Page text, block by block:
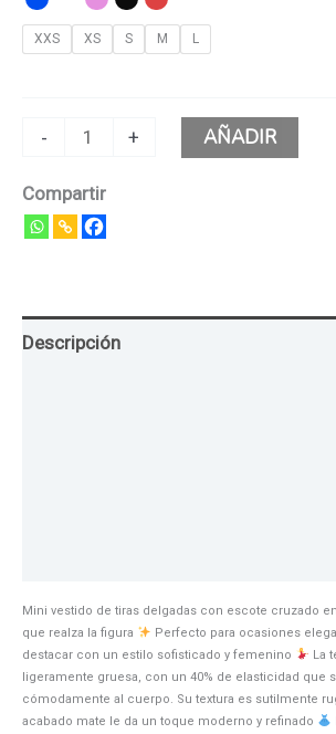
XXS XS S M L
- + AÑADIR
Compartir
Descripción
Mini vestido de tiras delgadas con escote cruzado
que realza la figura
Perfecto para ocasiones
destacar con un estilo sofisticado y femenino
La
ligeramente gruesa, con un 40% de elasticidad que
cómodamente al cuerpo. Su textura es sutilmente
acabado mate le da un toque moderno y refinado